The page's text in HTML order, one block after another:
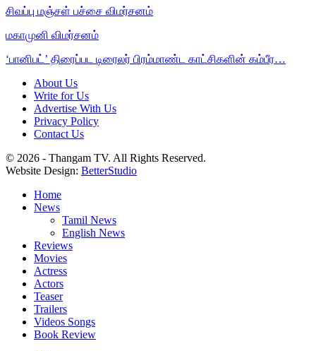
சிவப்பு மஞ்சள் பச்சை விமர்சனம்
மகாமுனி விமர்சனம்
‘பானிபட்’ திரைப்பட டிரைலர் பிரம்மாண்ட காட்சிகளின் கம்பீர…
About Us
Write for Us
Advertise With Us
Privacy Policy
Contact Us
© 2026 - Thangam TV. All Rights Reserved.
Website Design: BetterStudio
Home
News
Tamil News
English News
Reviews
Movies
Actress
Actors
Teaser
Trailers
Videos Songs
Book Review